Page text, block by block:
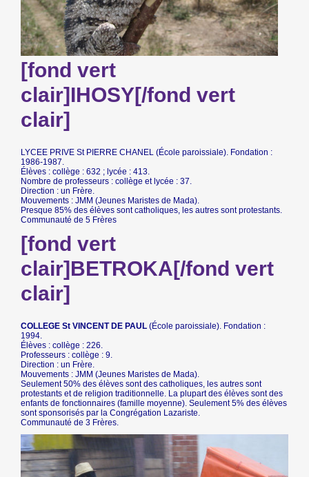
[fond vert
clair]IHOSY[/fond vert
clair]
LYCEE PRIVE St PIERRE CHANEL (École paroissiale). Fondation :
1986-1987.
Élèves : collège : 632 ; lycée : 413.
Nombre de professeurs : collège et lycée : 37.
Direction : un Frère.
Mouvements : JMM (Jeunes Maristes de Mada).
Presque 85% des élèves sont catholiques, les autres sont protestants.
Communauté de 5 Frères
[fond vert
clair]BETROKA[/fond vert
clair]
COLLEGE St VINCENT DE PAUL (École paroissiale). Fondation :
1994.
Élèves : collège : 226.
Professeurs : collège : 9.
Direction : un Frère.
Mouvements : JMM (Jeunes Maristes de Mada).
Seulement 50% des élèves sont des catholiques, les autres sont
protestants et de religion traditionnelle. La plupart des élèves sont des
enfants de fonctionnaires (famille moyenne). Seulement 5% des élèves
sont sponsorisés par la Congrégation Lazariste.
Communauté de 3 Frères.